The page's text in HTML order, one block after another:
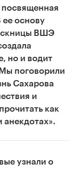
посвященная
основу
ВШЭ
но и водит
поговорили
Сахарова
и
как
анекдотах».
узнали о